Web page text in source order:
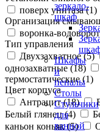
зеркало-
шкаф
Шкафы
и
пеналы
Столы
Стульчики
для
ванной
поверх унитаза (1)
Организация
воронка-
Тип управления
Двухзахватное (5)
однозахватные (18)
термостатические (1)
Цвет корпуса
Антрацит (18)
Белый глянец (4)
каньон коньяк (5)